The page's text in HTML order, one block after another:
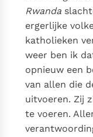
Rwanda
ergerlijke
katholieken
weer ben ik
opnieuw een
van allen die
uitvoeren. Zij
te voeren.